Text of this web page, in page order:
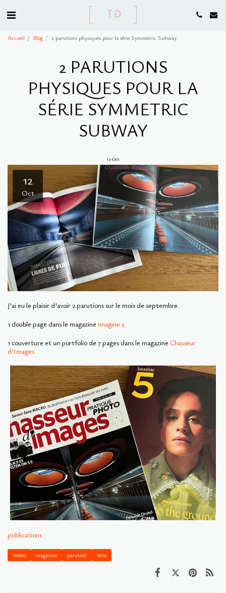
Accueil Blog 2 parutions physiques pour la série Symmetric Subway
2 PARUTIONS
PHYSIQUES POUR LA
SÉRIE SYMMETRIC
SUBWAY
12Oct
12
Oct
J'ai eu le plaisir d'avoir 2 parutions sur le mois de septembre.
1 double page dans le magazine imagine 5
1 couverture et un portfolio de 7 pages dans le magazine Chasseur
d'Images
publications
metro magazine parution serie